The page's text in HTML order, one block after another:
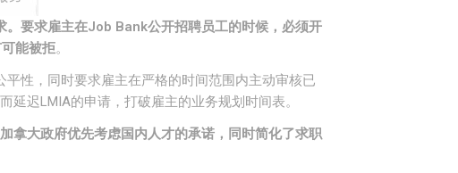
。要求雇主在Job Bank公开招聘员工的时候，必须开
能被拒。
性，同时要求雇主在严格的时间范围内主动审核已
迟LMIA的申请，打破雇主的业务规划时间表。
拿大政府优先考虑国内人才的承诺，同时简化了求职